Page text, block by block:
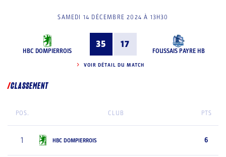
SAMEDI 14 DÉCEMBRE 2024 À 13H30
HBC DOMPIERROIS
35 17
FOUSSAIS PAYRE HB
VOIR DÉTAIL DU MATCH
CLASSEMENT
POS. CLUB PTS
1 HBC DOMPIERROIS 6